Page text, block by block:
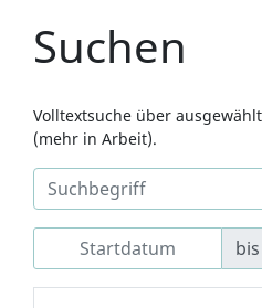
Suchen
Volltextsuche über
(mehr in Arbeit).
bis